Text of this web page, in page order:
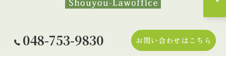
048-753-9830 お問い合わせはこちら
© 2026 弁護士は埼玉県、さいたま市の樟葉法律事務所 ALL RIGHTS
RESERVED.